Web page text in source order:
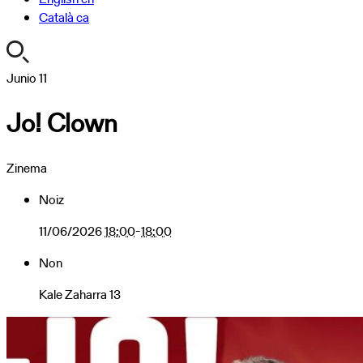
Catalàca
https://turismoa.xn-
oati-
gqa.eus/es/agenda/jo-
Jo!
2026-
2026-
11T18:00:00+02:00
Con
de
Junio11
Jo! Clown
Zinema
Noiz
11/06/202618:00-18:00
Non
Kale Zaharra 13